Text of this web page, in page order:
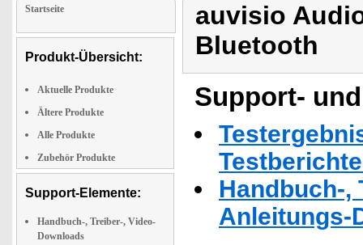
Startseite
Produkt-Übersicht:
Aktuelle Produkte
Ältere Produkte
Alle Produkte
Zubehör Produkte
Support-Elemente:
Handbuch-, Treiber-, Video-
Downloads
auvisio
Bluetooth
Support-
Handbuch-,
Anleitungs-